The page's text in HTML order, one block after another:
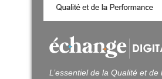
L’essentiel de la Qualité et